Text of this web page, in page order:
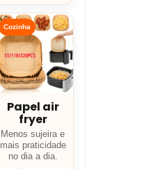
Cozinha
Papel air
fryer
Menos sujeira e
mais praticidade
no dia a dia.